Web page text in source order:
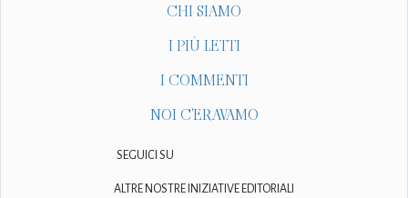
CHI SIAMO
I PIÙ LETTI
I COMMENTI
NOI C'ERAVAMO
SEGUICI SU
ALTRE NOSTRE INIZIATIVE EDITORIALI